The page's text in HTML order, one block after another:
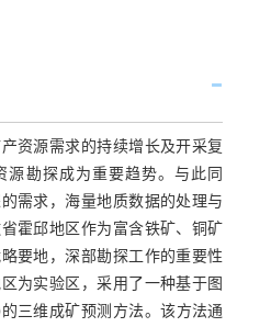
资源需求的持续增长及开采复
源勘探成为重要趋势。与此同
需求，海量地质数据的处理与
霍邱地区作为富含铁矿、铜矿
要地，深部勘探工作的重要性
为实验区，采用了一种基于图
的三维成矿预测方法。该方法通